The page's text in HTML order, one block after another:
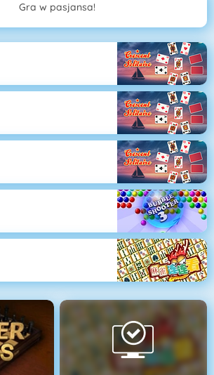
Gra w pasjansa!